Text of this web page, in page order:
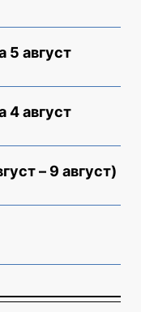
5 август
4 август
– 9 август)